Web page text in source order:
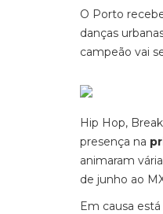
O Porto
danças
campeão vai
Hip Hop,
presença na
animaram
de junho ao
Em causa